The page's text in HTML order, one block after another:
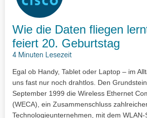
Wie die Daten fliegen
feiert 20. Geburtstag
4 Minuten Lesezeit
Egal ob Handy, Tablet oder Laptop – im
uns fast nur noch drahtlos. Den
September 1999 die Wireless Ethernet
(WECA), ein Zusammenschluss
Technologieunternehmen, mit dem WLAN-